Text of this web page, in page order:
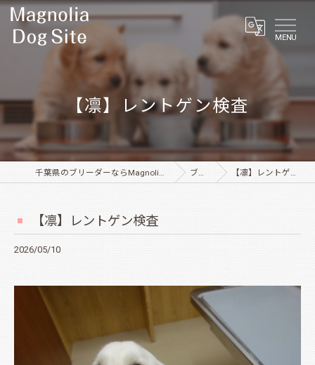
MENU
【凛】レントゲン検査
千葉県のブリーダーならMagnolia Dog Site ブログ 【凛】レントゲン検査
【凛】レントゲン検査
2026/05/10